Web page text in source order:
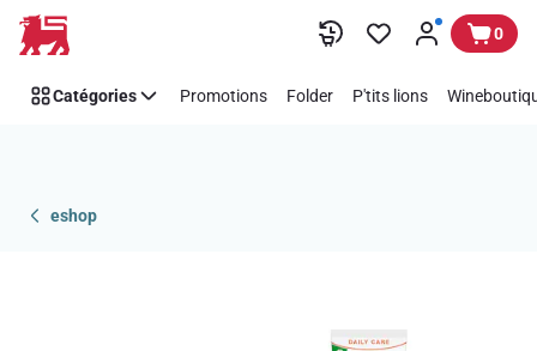
Passer 0
Catégories Promotions Folder P'tits lions
eshop